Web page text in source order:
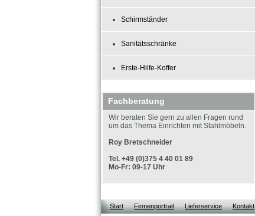
Schirmständer
Sanitätsschränke
Erste-Hilfe-Koffer
Fachberatung
Wir beraten Sie gern zu allen Fragen rund
um das Thema Einrichten mit Stahlmöbeln.
Roy Bretschneider
Tel. +49 (0)375 4 40 01 89
Mo-Fr: 09-17 Uhr
Start Firmenportrait Lieferservice Kontakt